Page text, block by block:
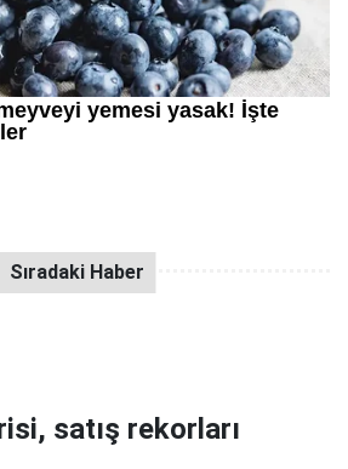
satış rekorları